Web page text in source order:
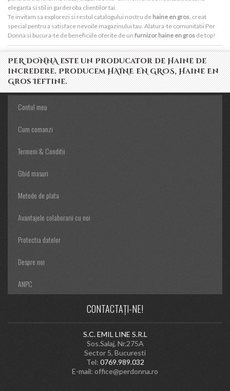
eleganta si stil in garderoba clientilor tai.
Te invitam sa explorezi si restul catalogului nostru de haine en gros , creat
special pentru a satisface nevoile magazinului tau. Alatura-te comunitatii Per
Donna si bucura-te de beneficiile oferite de un furnizor haine en gros de top!
PER DONNA este un Producator de Haine de
incredere. Producem HAINE EN GROS, Haine En
Gros Ieftine.
Contul meu
Cum comanzi
Termeni & Conditii
Ghid masuri
Metode de plata
Avantajele colaborarii cu noi
Protectia datelor
Despre noi
ANPC
CONTACTAȚI-NE!
S.C. EMIL LINE S.R.L
Sos.Salaj, Nr.275A
Sector 5, Bucuresti
Tel: 0769.989.032
E-mail: office@perdonna.ro